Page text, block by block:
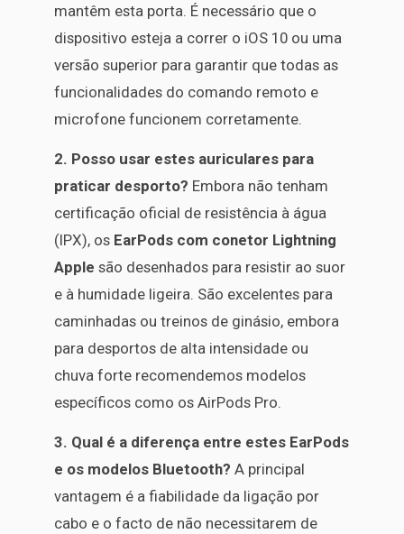
mantêm esta porta. É necessário que o
dispositivo esteja a correr o iOS 10 ou uma
versão superior para garantir que todas as
funcionalidades do comando remoto e
microfone funcionem corretamente.
2. Posso usar estes auriculares para
praticar desporto? Embora não tenham
certificação oficial de resistência à água
(IPX), os EarPods com conetor Lightning
Apple são desenhados para resistir ao suor
e à humidade ligeira. São excelentes para
caminhadas ou treinos de ginásio, embora
para desportos de alta intensidade ou
chuva forte recomendemos modelos
específicos como os AirPods Pro.
3. Qual é a diferença entre estes EarPods
e os modelos Bluetooth? A principal
vantagem é a fiabilidade da ligação por
cabo e o facto de não necessitarem de